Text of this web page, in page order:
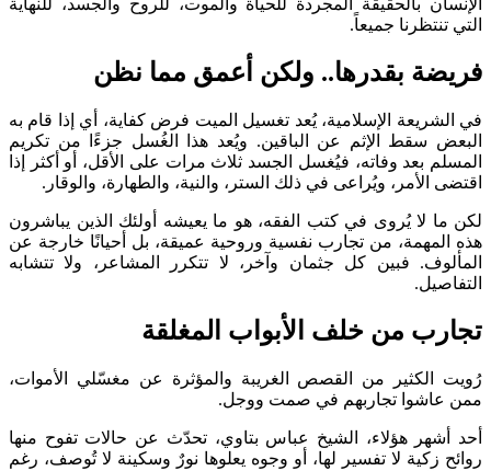
الإنسان بالحقيقة المجردة للحياة والموت، للروح والجسد، للنهاية
التي تنتظرنا جميعاً.
فريضة بقدرها.. ولكن أعمق مما نظن
في الشريعة الإسلامية، يُعد تغسيل الميت فرض كفاية، أي إذا قام به
البعض سقط الإثم عن الباقين. ويُعد هذا الغُسل جزءًا من تكريم
المسلم بعد وفاته، فيُغسل الجسد ثلاث مرات على الأقل، أو أكثر إذا
اقتضى الأمر، ويُراعى في ذلك الستر، والنية، والطهارة، والوقار.
لكن ما لا يُروى في كتب الفقه، هو ما يعيشه أولئك الذين يباشرون
هذه المهمة، من تجارب نفسية وروحية عميقة، بل أحيانًا خارجة عن
المألوف. فبين كل جثمان وآخر، لا تتكرر المشاعر، ولا تتشابه
التفاصيل.
تجارب من خلف الأبواب المغلقة
رُويت الكثير من القصص الغريبة والمؤثرة عن مغسّلي الأموات،
ممن عاشوا تجاربهم في صمت ووجل.
أحد أشهر هؤلاء، الشيخ عباس بتاوي، تحدّث عن حالات تفوح منها
روائح زكية لا تفسير لها، أو وجوه يعلوها نورٌ وسكينة لا تُوصف، رغم